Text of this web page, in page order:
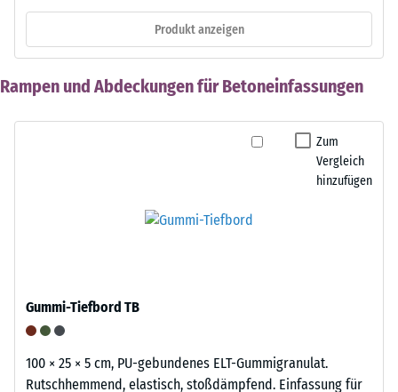
Produkt anzeigen
Rampen und Abdeckungen für Betoneinfassungen
Zum
Vergleich
hinzufügen
Gummi-Tiefbord TB
100 × 25 × 5 cm, PU-gebundenes ELT-Gummigranulat.
Rutschhemmend, elastisch, stoßdämpfend. Einfassung für